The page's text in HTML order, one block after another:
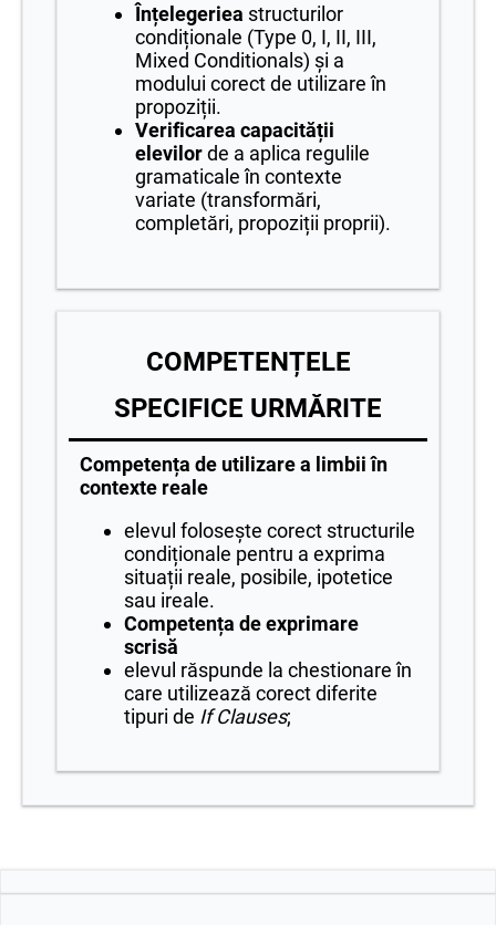
Înțelegeriea structurilor
condiționale (Type 0, I, II, III,
Mixed Conditionals) și a
modului corect de utilizare în
propoziții.
Verificarea capacității
elevilorde a aplica regulile
gramaticale în contexte
variate (transformări,
completări, propoziții proprii).
COMPETENȚELE
SPECIFICE URMĂRITE
Competența de utilizare a limbii în
contexte reale
elevul folosește corect structurile
condiționale pentru a exprima
situații reale, posibile, ipotetice
sau ireale.
Competența de exprimare
scrisă
elevul răspunde la chestionare în
care utilizează corect diferite
tipuri de If Clauses;